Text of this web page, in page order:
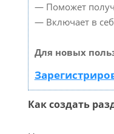
— Поможет
— Включает в
Для новых
Как создать